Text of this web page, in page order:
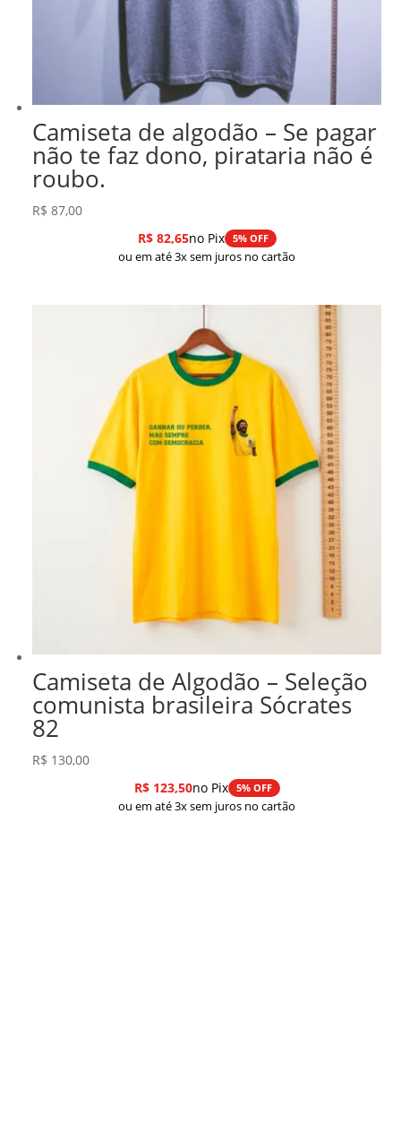
Camiseta de algodão – Se pagar
não te faz dono, pirataria não é
roubo.
R$ 87,00
R$82,65no Pix 5% OFF
ou em até 3x sem juros no cartão
Camiseta de Algodão – Seleção
comunista brasileira Sócrates
82
R$ 130,00
R$123,50no Pix 5% OFF
ou em até 3x sem juros no cartão